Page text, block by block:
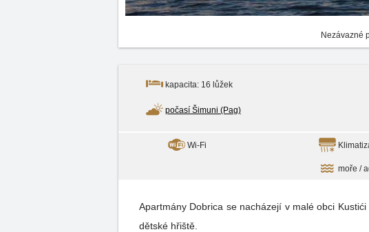
Nezávazné
kapacita: 16 lůžek
počasí Šimuni (Pag)
Wi-Fi
moře /
Apartmány Dobrica se nacházejí v malé obci
dětské hřiště.